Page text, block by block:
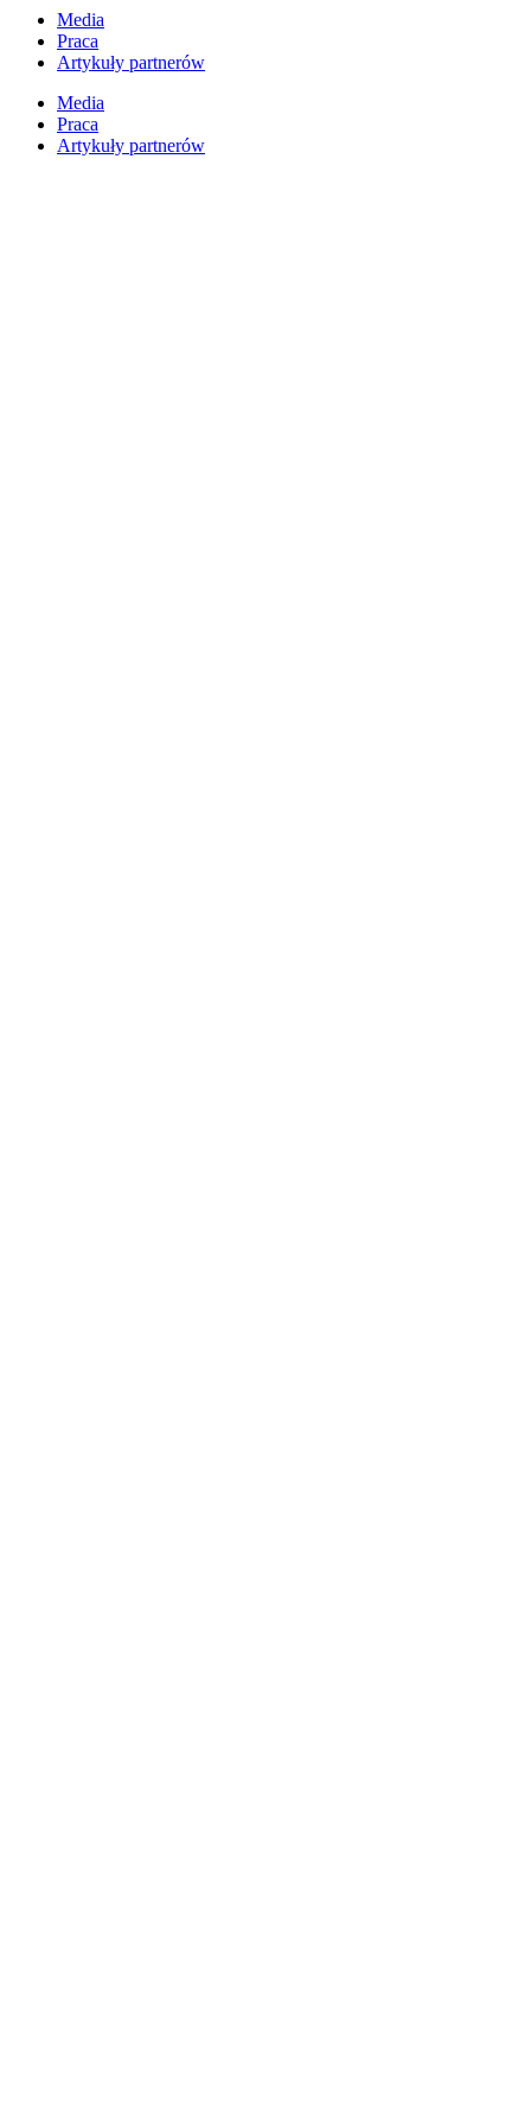
Przejdź
treści
Media
Praca
Artykuły partnerów
Media
Praca
Artykuły partnerów